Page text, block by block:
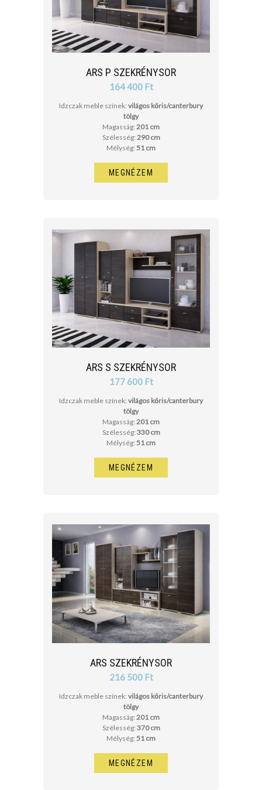
ARS P SZEKRÉNYSOR
164 400 Ft
Idzczak meble színek: világos kőris/canterbury
tölgy
Magasság: 201 cm
Szélesség: 290 cm
Mélység: 51 cm
MEGNÉZEM
ARS S SZEKRÉNYSOR
177 600 Ft
Idzczak meble színek: világos kőris/canterbury
tölgy
Magasság: 201 cm
Szélesség: 330 cm
Mélység: 51 cm
MEGNÉZEM
ARS SZEKRÉNYSOR
216 500 Ft
Idzczak meble színek: világos kőris/canterbury
tölgy
Magasság: 201 cm
Szélesség: 370 cm
Mélység: 51 cm
MEGNÉZEM